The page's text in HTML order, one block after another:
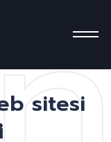
sitesi